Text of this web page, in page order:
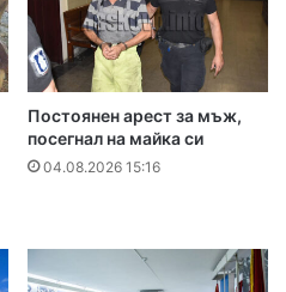
Постоянен арест за мъж,
посегнал на майка си
04.08.2026 15:16